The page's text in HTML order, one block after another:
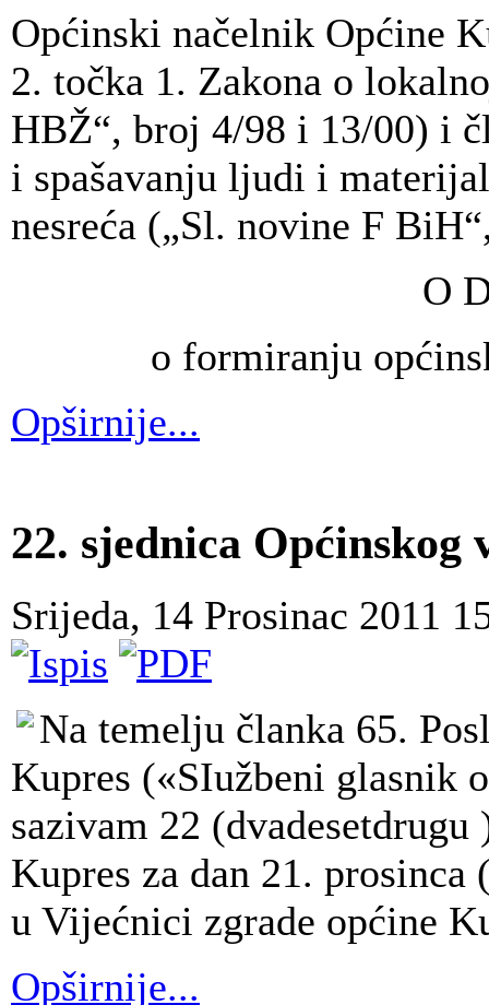
Općinski načelnik Općine
2. točka 1. Zakona o
HBŽ“, broj 4/98 i 13/00) i
i spašavanju ljudi i
nesreća („Sl. novine F
O
o formiranju
Opširnije...
22. sjednica Općinskog
Srijeda, 14 Prosinac 2011
Na temelju članka 65.
Kupres («SIužbeni glasnik
sazivam 22
Kupres za dan 21.
u Vijećnici zgrade općine
Opširnije...